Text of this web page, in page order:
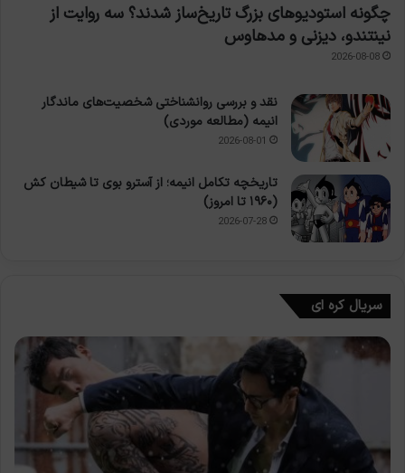
چگونه استودیوهای بزرگ تاریخ‌ساز شدند؟ سه روایت از
نینتندو، دیزنی و مدهاوس
2026-08-08
نقد و بررسی روانشناختی شخصیت‌های ماندگار
انیمه (مطالعه موردی)
2026-08-01
تاریخچه تکامل انیمه؛ از آسترو بوی تا شیطان کش
(۱۹۶۰ تا امروز)
2026-07-28
سریال کره ای